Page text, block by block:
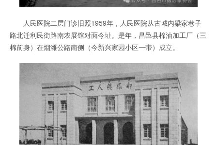
人民医院二层门诊旧照1959年，人民医院从古城内梁家巷子
路北迁利民街路南农展馆对面今址。是年，昌邑县棉油加工厂（三
棉前身）在烟潍公路南侧（今新兴家园小区一带）成立。